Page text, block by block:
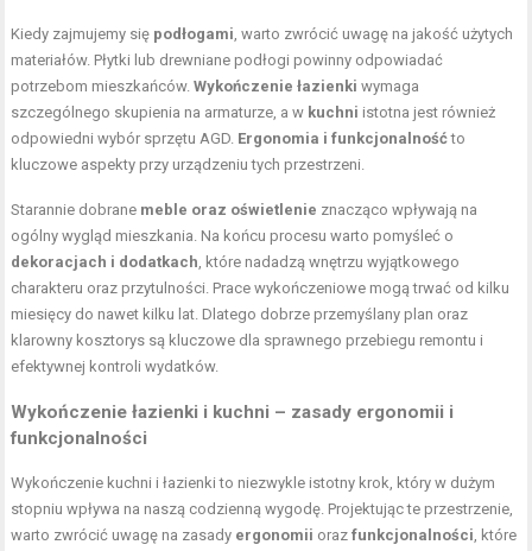
Kiedy zajmujemy się podłogami, warto zwrócić uwagę na jakość użytych
materiałów. Płytki lub drewniane podłogi powinny odpowiadać
potrzebom mieszkańców.Wykończenie łazienki wymaga
szczególnego skupienia na armaturze, a w kuchni istotna jest również
odpowiedni wybór sprzętu AGD. Ergonomia i funkcjonalnośćto
kluczowe aspekty przy urządzeniu tych przestrzeni.
Starannie dobrane meble oraz oświetlenie znacząco wpływają na
ogólny wygląd mieszkania. Na końcu procesu warto pomyśleć o
dekoracjach i dodatkach, które nadadzą wnętrzu wyjątkowego
charakteru oraz przytulności. Prace wykończeniowe mogą trwać od kilku
miesięcy do nawet kilku lat. Dlatego dobrze przemyślany plan oraz
klarowny kosztorys są kluczowe dla sprawnego przebiegu remontu i
efektywnej kontroli wydatków.
Wykończenie łazienki i kuchni – zasady ergonomii i
funkcjonalności
Wykończenie kuchni i łazienki to niezwykle istotny krok, który w dużym
stopniu wpływa na naszą codzienną wygodę. Projektując te przestrzenie,
warto zwrócić uwagę na zasady ergonomii orazfunkcjonalności, które